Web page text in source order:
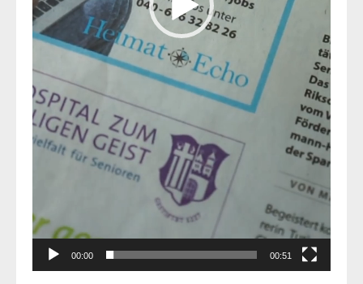
00:00 00:51